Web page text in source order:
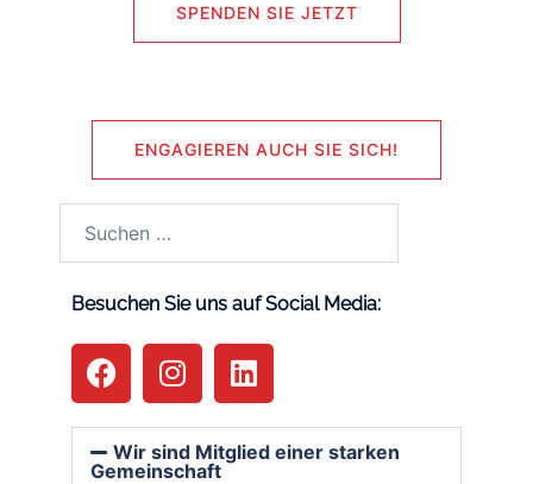
SPENDEN SIE JETZT
ENGAGIEREN AUCH SIE SICH!
Besuchen Sie uns auf Social Media:
Wir sind Mitglied einer starken
Gemeinschaft